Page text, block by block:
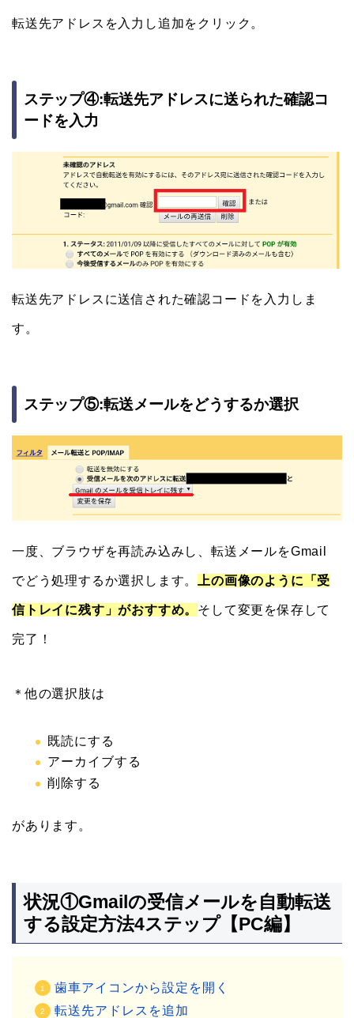
転送先アドレスを入力し追加をクリック。
ステップ④:転送先アドレスに送られた確認コ
ードを入力
転送先アドレスに送信された確認コードを入力しま
す。
ステップ⑤:転送メールをどうするか選択
一度、ブラウザを再読み込みし、転送メールをGmail
でどう処理するか選択します。 上の画像のように「受
信トレイに残す」がおすすめ。 そして変更を保存して
完了！
＊他の選択肢は
既読にする
アーカイブする
削除する
があります。
状況①Gmailの受信メールを自動転送
する設定方法4ステップ【PC編】
歯車アイコンから設定を開く
転送先アドレスを追加